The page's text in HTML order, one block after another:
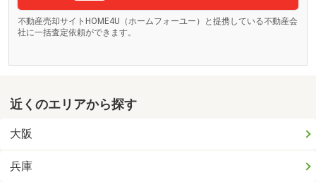
不動産売却サイトHOME4U（ホームフォーユー）と提携している不動産会
社に一括査定依頼ができます。
近くのエリアから探す
大阪
兵庫